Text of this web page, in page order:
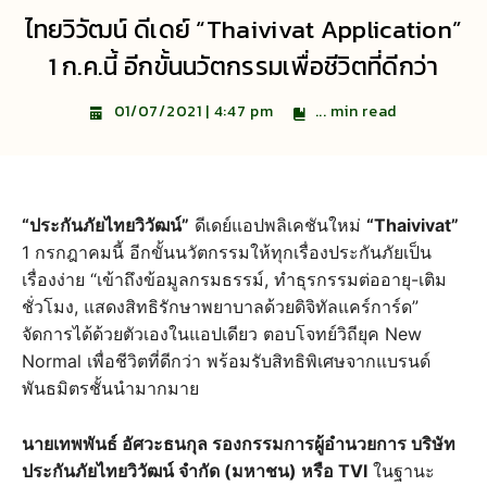
ไทยวิวัฒน์ ดีเดย์ “Thaivivat Application”
1 ก.ค.นี้ อีกขั้นนวัตกรรมเพื่อชีวิตที่ดีกว่า
01/07/2021 | 4:47 pm ... min read
“ประกันภัยไทยวิวัฒน์” ดีเดย์แอปพลิเคชันใหม่ “Thaivivat”
1 กรกฎาคมนี้ อีกขั้นนวัตกรรมให้ทุกเรื่องประกันภัยเป็น
เรื่องง่าย “เข้าถึงข้อมูลกรมธรรม์, ทำธุรกรรมต่ออายุ-เติม
ชั่วโมง, แสดงสิทธิรักษาพยาบาลด้วยดิจิทัลแคร์การ์ด”
จัดการได้ด้วยตัวเองในแอปเดียว ตอบโจทย์วิถียุค New
Normal เพื่อชีวิตที่ดีกว่า พร้อมรับสิทธิพิเศษจากแบรนด์
พันธมิตรชั้นนำมากมาย
นายเทพพันธ์ อัศวะธนกุล รองกรรมการผู้อำนวยการ บริษัท
ประกันภัยไทยวิวัฒน์ จำกัด (มหาชน) หรือ TVI ในฐานะ